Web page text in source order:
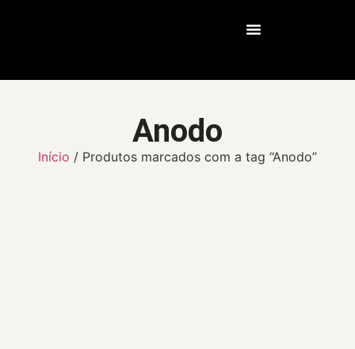
Anodo
Início / Produtos marcados com a tag “Anodo”